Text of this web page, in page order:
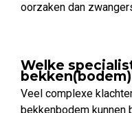
oorzaken dan
Welke
Veel complexe
bekkenbodem kunnen